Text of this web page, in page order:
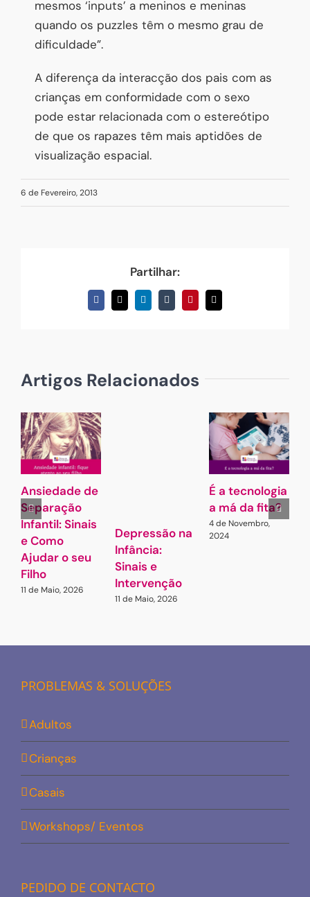
mesmos ‘inputs’ a meninos e meninas
quando os puzzles têm o mesmo grau de
dificuldade”.
A diferença da interacção dos pais com as
crianças em conformidade com o sexo
pode estar relacionada com o estereótipo
de que os rapazes têm mais aptidões de
visualização espacial.
6 de Fevereiro, 2013
Partilhar:
Facebook
X LinkedInTumblrPinterestEmail
(necessário
Artigos Relacionados
Ansiedade de
Separação
Infantil: Sinais
e Como
Ajudar o seu
Filho
11 de Maio, 2026
Depressão na
Infância:
Sinais e
Intervenção
11 de Maio, 2026
É a tecnologia
a má da fita?
4 de Novembro,
2024
PROBLEMAS & SOLUÇÕES
Adultos
Crianças
Casais
Workshops/ Eventos
PEDIDO DE CONTACTO